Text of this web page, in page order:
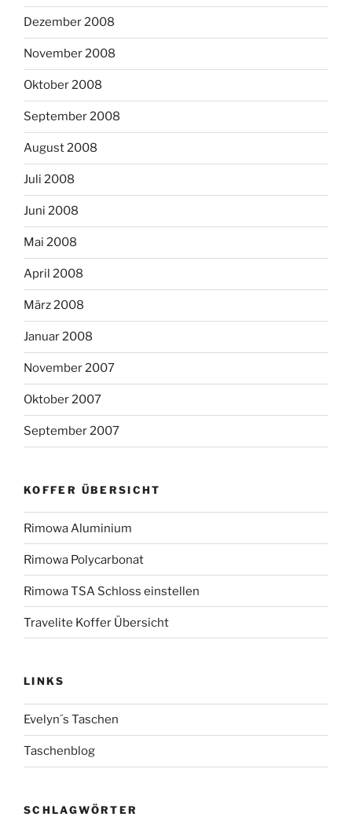
Dezember 2008
November 2008
Oktober 2008
September 2008
August 2008
Juli 2008
Juni 2008
Mai 2008
April 2008
März 2008
Januar 2008
November 2007
Oktober 2007
September 2007
KOFFER ÜBERSICHT
Rimowa Aluminium
Rimowa Polycarbonat
Rimowa TSA Schloss einstellen
Travelite Koffer Übersicht
LINKS
Evelyn´s Taschen
Taschenblog
SCHLAGWÖRTER